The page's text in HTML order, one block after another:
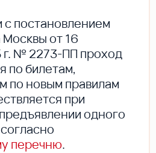
с постановлением
Москвы от 16
г. № 2273-ПП проход
по билетам,
по новым правилам
при
одного
перечню.